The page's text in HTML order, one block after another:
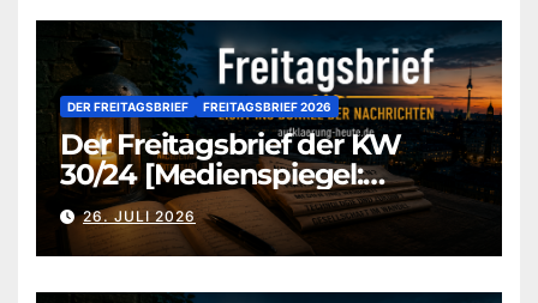
DER FREITAGSBRIEF FREITAGSBRIEF 2026
Der Freitagsbrief der KW
30/24 [Medienspiegel:
aufklaerung-heute-de]
26. JULI 2026